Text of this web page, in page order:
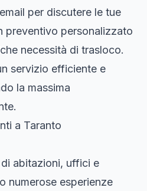
per discutere le tue
preventivo personalizzato
necessità di trasloco.
servizio efficiente e
la massima
a Taranto
di abitazioni, uffici e
numerose esperienze